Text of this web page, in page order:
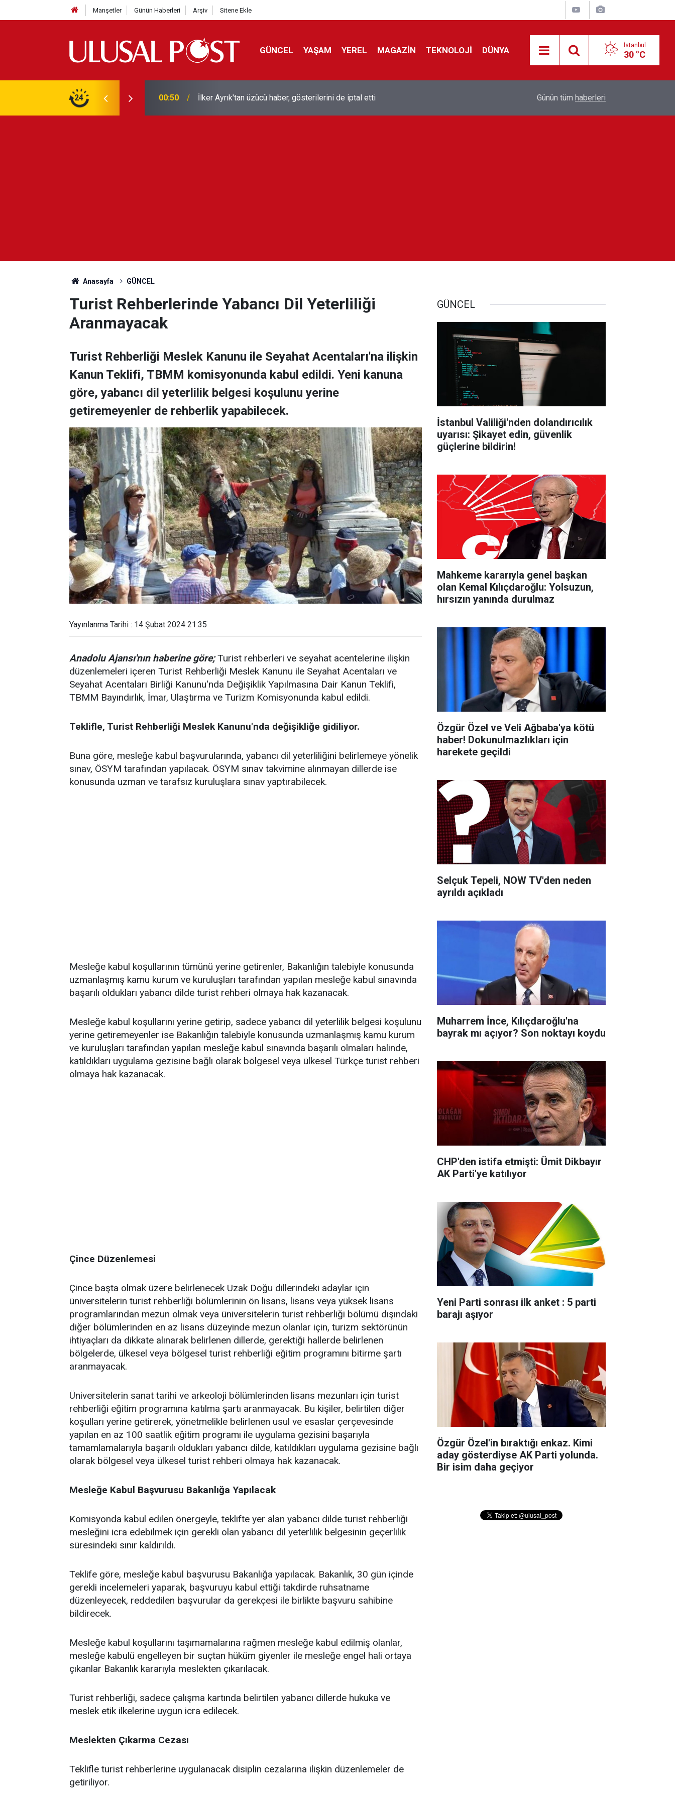
Manşetler Günün Haberleri Arşiv Sitene Ekle
GÜNCEL YAŞAM YEREL MAGAZİN TEKNOLOJİ DÜNYA İstanbul
30 °C
24 00:39
Liverpool efsanesi Mısırlı yıldız Mohamed Salah Trabzonspor ile anlaştı!
Yarın geliyor
Feridun Düzağaç sahnelere ara verdi: ''En az
Günün tüm haberleri
Anasayfa GÜNCEL
Turist Rehberlerinde Yabancı Dil Yeterliliği
Aranmayacak
Turist Rehberliği Meslek Kanunu ile Seyahat Acentaları'na ilişkin
Kanun Teklifi, TBMM komisyonunda kabul edildi. Yeni kanuna
göre, yabancı dil yeterlilik belgesi koşulunu yerine
getiremeyenler de rehberlik yapabilecek.
Yayınlanma Tarihi : 14 Şubat 2024 21:35
Anadolu Ajansı'nın haberine göre;Turist rehberleri ve seyahat acentelerine ilişkin
düzenlemeleri içeren Turist Rehberliği Meslek Kanunu ile Seyahat Acentaları ve
Seyahat Acentaları Birliği Kanunu'nda Değişiklik Yapılmasına Dair Kanun Teklifi,
TBMM Bayındırlık, İmar, Ulaştırma ve Turizm Komisyonunda kabul edildi.
Teklifle, Turist Rehberliği Meslek Kanunu'nda değişikliğe gidiliyor.
Buna göre, mesleğe kabul başvurularında, yabancı dil yeterliliğini belirlemeye yönelik
sınav, ÖSYM tarafından yapılacak. ÖSYM sınav takvimine alınmayan dillerde ise
konusunda uzman ve tarafsız kuruluşlara sınav yaptırabilecek.
Mesleğe kabul koşullarının tümünü yerine getirenler, Bakanlığın talebiyle konusunda
uzmanlaşmış kamu kurum ve kuruluşları tarafından yapılan mesleğe kabul sınavında
başarılı oldukları yabancı dilde turist rehberi olmaya hak kazanacak.
Mesleğe kabul koşullarını yerine getirip, sadece yabancı dil yeterlilik belgesi koşulunu
yerine getiremeyenler ise Bakanlığın talebiyle konusunda uzmanlaşmış kamu kurum
ve kuruluşları tarafından yapılan mesleğe kabul sınavında başarılı olmaları halinde,
katıldıkları uygulama gezisine bağlı olarak bölgesel veya ülkesel Türkçe turist rehberi
olmaya hak kazanacak.
Çince Düzenlemesi
Çince başta olmak üzere belirlenecek Uzak Doğu dillerindeki adaylar için
üniversitelerin turist rehberliği bölümlerinin ön lisans, lisans veya yüksek lisans
programlarından mezun olmak veya üniversitelerin turist rehberliği bölümü dışındaki
diğer bölümlerinden en az lisans düzeyinde mezun olanlar için, turizm sektörünün
ihtiyaçları da dikkate alınarak belirlenen dillerde, gerektiği hallerde belirlenen
bölgelerde, ülkesel veya bölgesel turist rehberliği eğitim programını bitirme şartı
aranmayacak.
Üniversitelerin sanat tarihi ve arkeoloji bölümlerinden lisans mezunları için turist
rehberliği eğitim programına katılma şartı aranmayacak. Bu kişiler, belirtilen diğer
koşulları yerine getirerek, yönetmelikle belirlenen usul ve esaslar çerçevesinde
yapılan en az 100 saatlik eğitim programı ile uygulama gezisini başarıyla
tamamlamalarıyla başarılı oldukları yabancı dilde, katıldıkları uygulama gezisine bağlı
olarak bölgesel veya ülkesel turist rehberi olmaya hak kazanacak.
Mesleğe Kabul Başvurusu Bakanlığa Yapılacak
Komisyonda kabul edilen önergeyle, teklifte yer alan yabancı dilde turist rehberliği
mesleğini icra edebilmek için gerekli olan yabancı dil yeterlilik belgesinin geçerlilik
süresindeki sınır kaldırıldı.
Teklife göre, mesleğe kabul başvurusu Bakanlığa yapılacak. Bakanlık, 30 gün içinde
gerekli incelemeleri yaparak, başvuruyu kabul ettiği takdirde ruhsatname
düzenleyecek, reddedilen başvurular da gerekçesi ile birlikte başvuru sahibine
bildirecek.
Mesleğe kabul koşullarını taşımamalarına rağmen mesleğe kabul edilmiş olanlar,
mesleğe kabulü engelleyen bir suçtan hüküm giyenler ile mesleğe engel hali ortaya
çıkanlar Bakanlık kararıyla meslekten çıkarılacak.
Turist rehberliği, sadece çalışma kartında belirtilen yabancı dillerde hukuka ve
meslek etik ilkelerine uygun icra edilecek.
Meslekten Çıkarma Cezası
Teklifle turist rehberlerine uygulanacak disiplin cezalarına ilişkin düzenlemeler de
getiriliyor.
GÜNCEL
İstanbul Valiliği'nden dolandırıcılık
uyarısı: Şikayet edin, güvenlik
güçlerine bildirin!
Mahkeme kararıyla genel başkan
olan Kemal Kılıçdaroğlu: Yolsuzun,
hırsızın yanında durulmaz
Özgür Özel ve Veli Ağbaba'ya kötü
haber! Dokunulmazlıkları için
harekete geçildi
Selçuk Tepeli, NOW TV'den neden
ayrıldı açıkladı
Muharrem İnce, Kılıçdaroğlu'na
bayrak mı açıyor? Son noktayı koydu
CHP'den istifa etmişti: Ümit Dikbayır
AK Parti'ye katılıyor
Yeni Parti sonrası ilk anket : 5 parti
barajı aşıyor
Özgür Özel'in bıraktığı enkaz. Kimi
aday gösterdiyse AK Parti yolunda.
Bir isim daha geçiyor